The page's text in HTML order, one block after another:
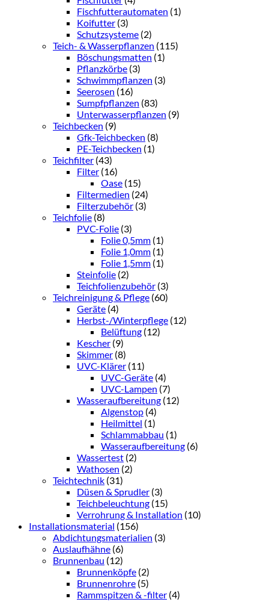
Fischfutterautomaten (1)
Koifutter (3)
Schutzsysteme (2)
Teich- & Wasserpflanzen (115)
Böschungsmatten (1)
Pflanzkörbe (3)
Schwimmpflanzen (3)
Seerosen (16)
Sumpfpflanzen (83)
Unterwasserpflanzen (9)
Teichbecken (9)
Gfk-Teichbecken (8)
PE-Teichbecken (1)
Teichfilter (43)
Filter (16)
Oase (15)
Filtermedien (24)
Filterzubehör (3)
Teichfolie (8)
PVC-Folie (3)
Folie 0,5mm (1)
Folie 1,0mm (1)
Folie 1,5mm (1)
Steinfolie (2)
Teichfolienzubehör (3)
Teichreinigung & Pflege (60)
Geräte (4)
Herbst-/Winterpflege (12)
Belüftung (12)
Kescher (9)
Skimmer (8)
UVC-Klärer (11)
UVC-Geräte (4)
UVC-Lampen (7)
Wasseraufbereitung (12)
Algenstop (4)
Heilmittel (1)
Schlammabbau (1)
Wasseraufbereitung (6)
Wassertest (2)
Wathosen (2)
Teichtechnik (31)
Düsen & Sprudler (3)
Teichbeleuchtung (15)
Verrohrung & Installation (10)
Installationsmaterial (156)
Abdichtungsmaterialien (3)
Auslaufhähne (6)
Brunnenbau (12)
Brunnenköpfe (2)
Brunnenrohre (5)
Rammspitzen & -filter (4)